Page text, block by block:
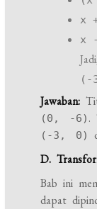
x
x
(-
Jawaban:
(0, -6) .
(-3, 0)
D.
Bab ini
dapat